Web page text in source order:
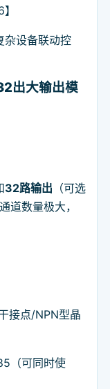
杂设备联动控
出大输出模
32路输出 （可选
道数量极大，
接点/NPN型晶
（可同时使